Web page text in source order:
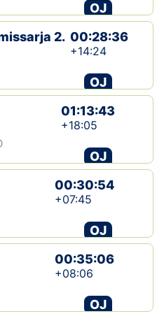
OJ
2. 00:28:36
+14:24
OJ
01:13:43
+18:05
OJ
00:30:54
+07:45
OJ
00:35:06
+08:06
OJ